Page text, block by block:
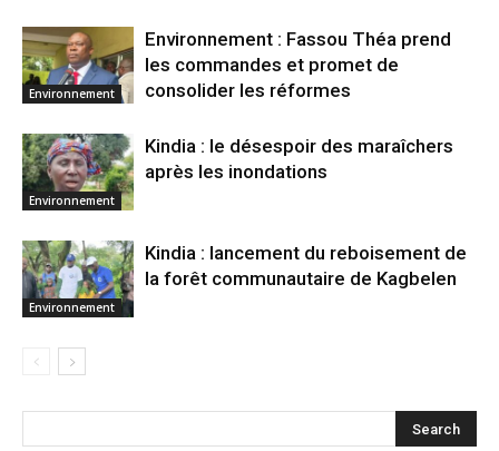
Environnement
Environnement : Fassou Théa prend
les commandes et promet de
consolider les réformes
Environnement
Kindia : le désespoir des maraîchers
après les inondations
Environnement
Kindia : lancement du reboisement de
la forêt communautaire de Kagbelen